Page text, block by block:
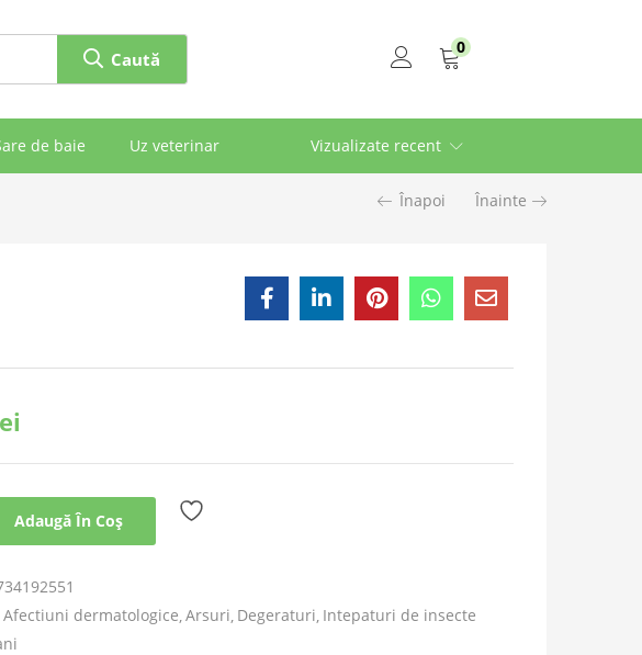
Caută
0
de baie Uz veterinar Vizualizate recent
Înapoi Înainte
Adaugă În Coș
Afectiuni dermatologice Arsuri Degeraturi Intepaturi de insecte